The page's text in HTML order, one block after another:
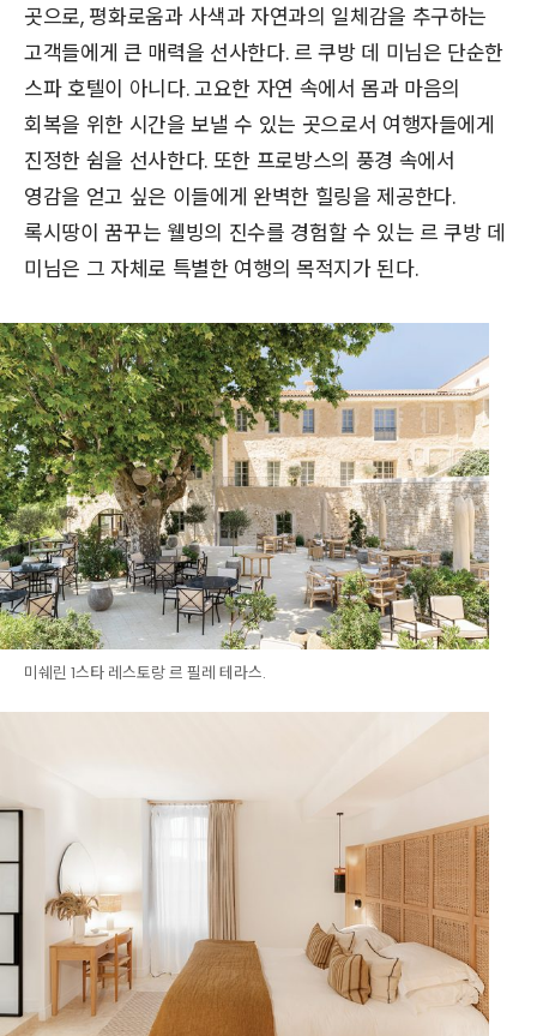
곳으로, 평화로움과 사색과 자연과의 일체감을 추구하는
고객들에게 큰 매력을 선사한다. 르 쿠방 데 미님은 단순한
스파 호텔이 아니다. 고요한 자연 속에서 몸과 마음의
회복을 위한 시간을 보낼 수 있는 곳으로서 여행자들에게
진정한 쉼을 선사한다. 또한 프로방스의 풍경 속에서
영감을 얻고 싶은 이들에게 완벽한 힐링을 제공한다.
록시땅이 꿈꾸는 웰빙의 진수를 경험할 수 있는 르 쿠방 데
미님은 그 자체로 특별한 여행의 목적지가 된다.
미쉐린 1스타 레스토랑 르 필레 테라스.